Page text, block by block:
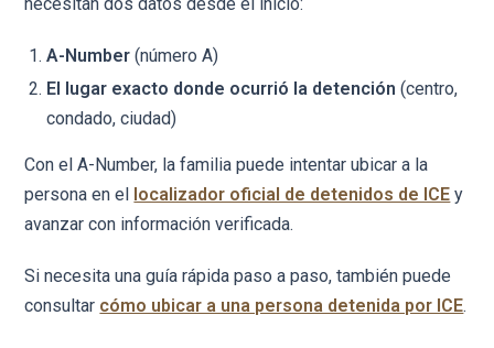
A-Number (número A)
El lugar exacto donde ocurrió la detención (centro,
condado, ciudad)
Con el A-Number, la familia puede intentar ubicar a la
persona en el
localizador oficial de detenidos de ICE y
avanzar con información verificada.
Si necesita una guía rápida paso a paso, también puede
consultar cómo ubicar a una persona detenida por ICE.